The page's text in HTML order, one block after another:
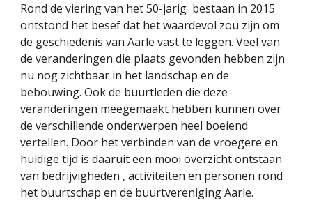
Rond de viering van het 50-jarig  bestaan in 2015
ontstond het besef dat het waardevol zou zijn om
de geschiedenis van Aarle vast te leggen. Veel van
de veranderingen die plaats gevonden hebben zijn
nu nog zichtbaar in het landschap en de
bebouwing. Ook de buurtleden die deze
veranderingen meegemaakt hebben kunnen over
de verschillende onderwerpen heel boeiend
vertellen. Door het verbinden van de vroegere en
huidige tijd is daaruit een mooi overzicht ontstaan
van bedrijvigheden , activiteiten en personen rond
het buurtschap en de buurtvereniging Aarle.